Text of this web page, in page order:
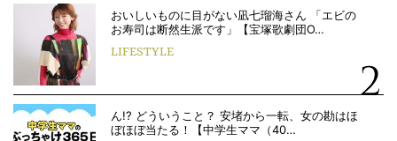
おいしいものに目がない凪七瑠海さん 「エビの
お寿司は断然生派です」【宝塚歌劇団O…
LIFESTYLE
ん!? どういうこと？ 安堵から一転、女の勘はほ
ぼほぼ当たる！【中学生ママ（40…